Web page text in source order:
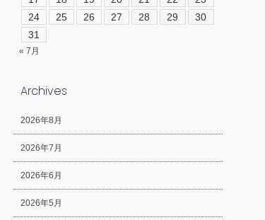
24
25 26 27 28 29
30
31
« 7月
Archives
2026年8月
2026年7月
2026年6月
2026年5月